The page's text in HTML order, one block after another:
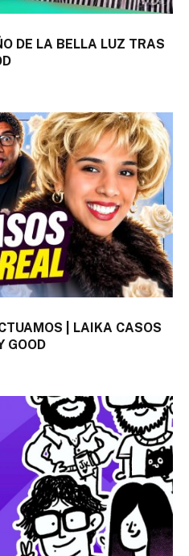
DE LA BELLA LUZ TRAS
| LAIKA CASOS
GOOD